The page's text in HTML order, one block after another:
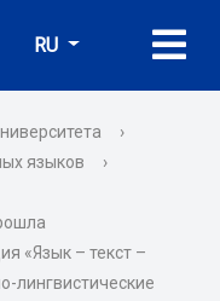
RU
›
языков
›
«Язык – текст –
лингвистические